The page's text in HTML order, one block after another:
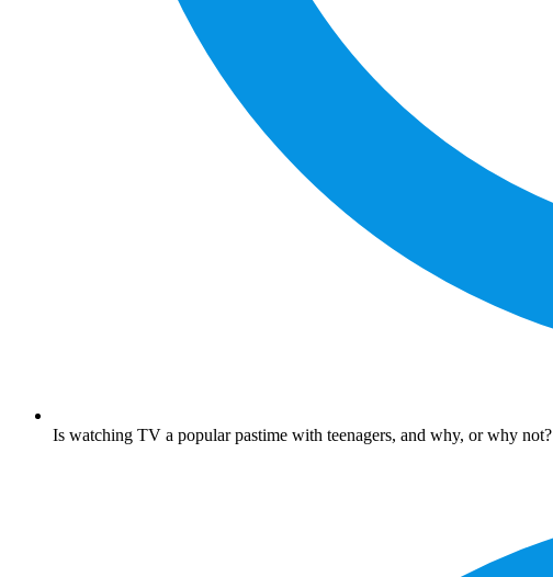
Is watching TV a popular pastime with teenagers, and why, or why not?